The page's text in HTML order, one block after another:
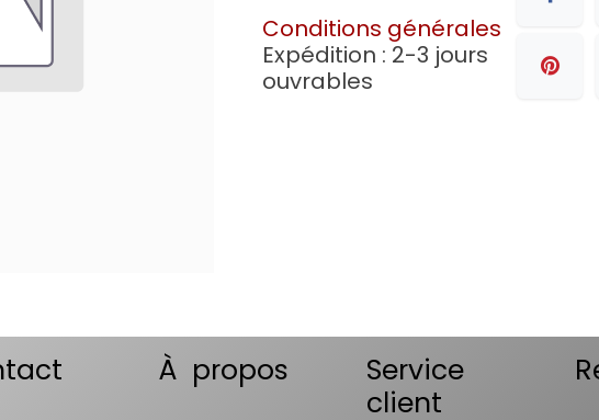
Conditions générales
Expédition : 2-3 jours
ouvrables
À propos
Service
client